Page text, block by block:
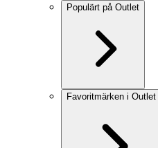
Populärt på Outlet
Favoritmärken i Outlet